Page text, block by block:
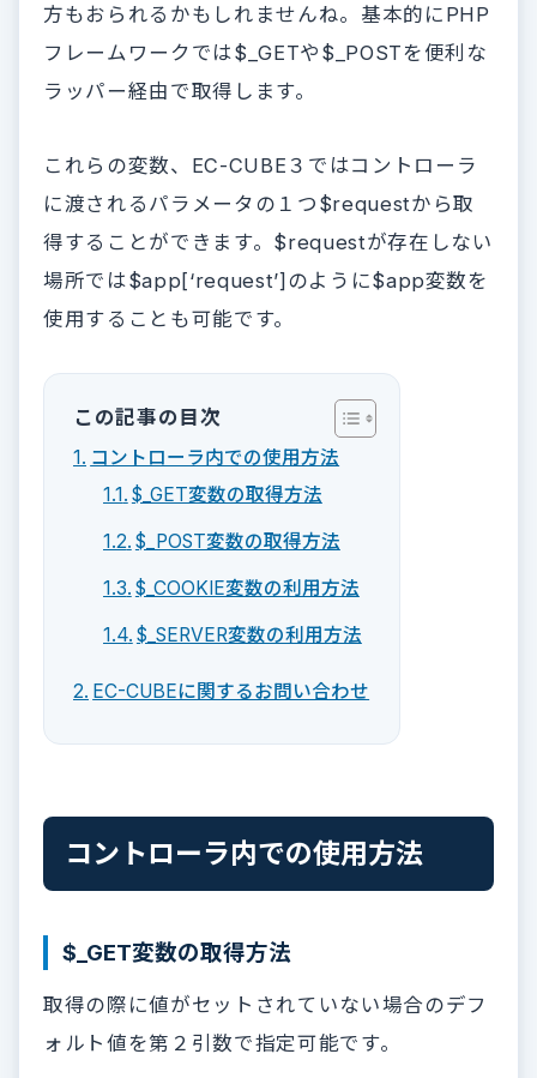
方もおられるかもしれませんね。基本的にPHP
フレームワークでは$_GETや$_POSTを便利な
ラッパー経由で取得します。
これらの変数、EC-CUBE３ではコントローラ
に渡されるパラメータの１つ$requestから取
得することができます。$requestが存在しない
場所では$app[‘request’]のように$app変数を
使用することも可能です。
この記事の目次
コントローラ内での使用方法
$_GET変数の取得方法
$_POST変数の取得方法
$_COOKIE変数の利用方法
$_SERVER変数の利用方法
EC-CUBEに関するお問い合わせ
コントローラ内での使用方法
$_GET変数の取得方法
取得の際に値がセットされていない場合のデフ
ォルト値を第２引数で指定可能です。